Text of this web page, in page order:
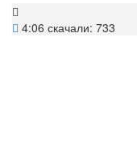
4:06 скачали: 733